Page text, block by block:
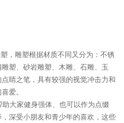
，雕塑根据材质不同又分为：不锈
塑、砂岩雕塑、木雕、石雕、玉
睛之笔，具有较强的视觉冲击力和
爱。
大家健身强体、也可以作为点缀
深受小朋友和青少年的喜欢，这些